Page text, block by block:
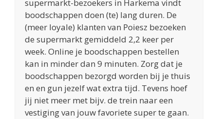
supermarkt-bezoekers in Harkema vindt
boodschappen doen (te) lang duren. De
(meer loyale) klanten van Poiesz bezoeken
de supermarkt gemiddeld 2,2 keer per
week. Online je boodschappen bestellen
kan in minder dan 9 minuten. Zorg dat je
boodschappen bezorgd worden bij je thuis
en en gun jezelf wat extra tijd. Tevens hoef
jij niet meer met bijv. de trein naar een
vestiging van jouw favoriete super te gaan.